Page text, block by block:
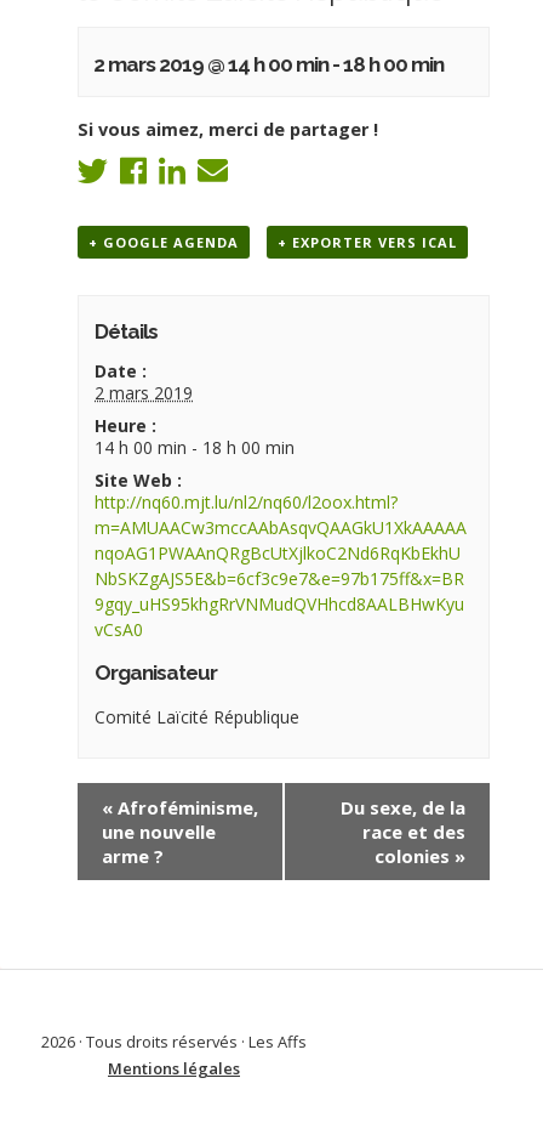
2 mars 2019 @ 14 h 00 min-18 h 00 min
Si vous aimez, merci de partager !
+ GOOGLE AGENDA + EXPORTER VERS ICAL
Détails
Date :
2 mars 2019
Heure :
14 h 00 min - 18 h 00 min
Site Web :
http://nq60.mjt.lu/nl2/nq60/l2oox.html?
m=AMUAACw3mccAAbAsqvQAAGkU1XkAAAAA
nqoAG1PWAAnQRgBcUtXjlkoC2Nd6RqKbEkhU
NbSKZgAJS5E&b=6cf3c9e7&e=97b175ff&x=BR
9gqy_uHS95khgRrVNMudQVHhcd8AALBHwKyu
vCsA0
Organisateur
Comité Laïcité République
«Afroféminisme,
une nouvelle
arme ?
Du sexe, de la
race et des
colonies »
2026 · Tous droits réservés · Les Affs
Mentions légales